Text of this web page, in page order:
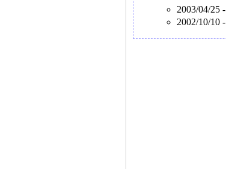
2003/04/25 -
2002/10/10 -